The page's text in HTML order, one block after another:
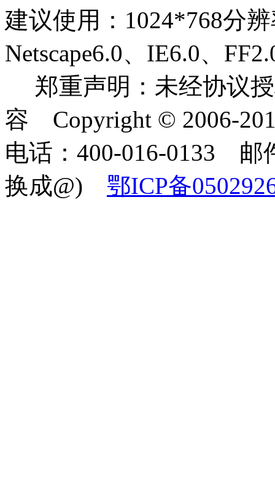
建议使用：1024*768分
Netscape6.0、IE6.0、
郑重声明：未经协议
容 Copyright © 2006-
电话：400-016-0133 邮
换成@) 鄂ICP备